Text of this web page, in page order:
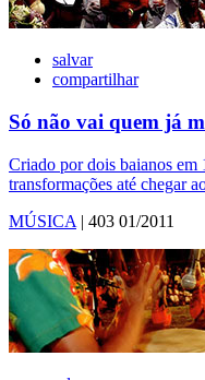
salvar
compartilhar
Só não vai quem já
Criado por dois baianos em
transformações até chegar
MÚSICA | 403 01/2011